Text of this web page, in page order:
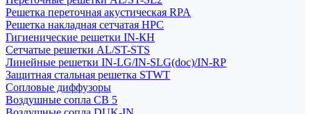
Решетка переточная акустическая RPA
Решетка накладная сетчатая НРС
Гигиенические решетки IN-КН
Сетчатые решетки AL/ST-STS
Линейные решетки IN-LG/IN-SLG(doc)/IN-RP
Защитная стальная решетка STWT
Сопловые диффузоры
Воздушные сопла СВ 5